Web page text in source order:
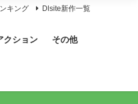
キング Dlsite新作一覧
クション その他